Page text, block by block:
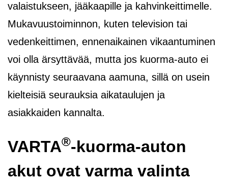
valaistukseen, jääkaapille ja kahvinkeittimelle.
Mukavuustoiminnon, kuten television tai
vedenkeittimen, ennenaikainen vikaantuminen
voi olla ärsyttävää, mutta jos kuorma-auto ei
käynnisty seuraavana aamuna, sillä on usein
kielteisiä seurauksia aikataulujen ja
asiakkaiden kannalta.
VARTA®-kuorma-auton
akut ovat varma valinta